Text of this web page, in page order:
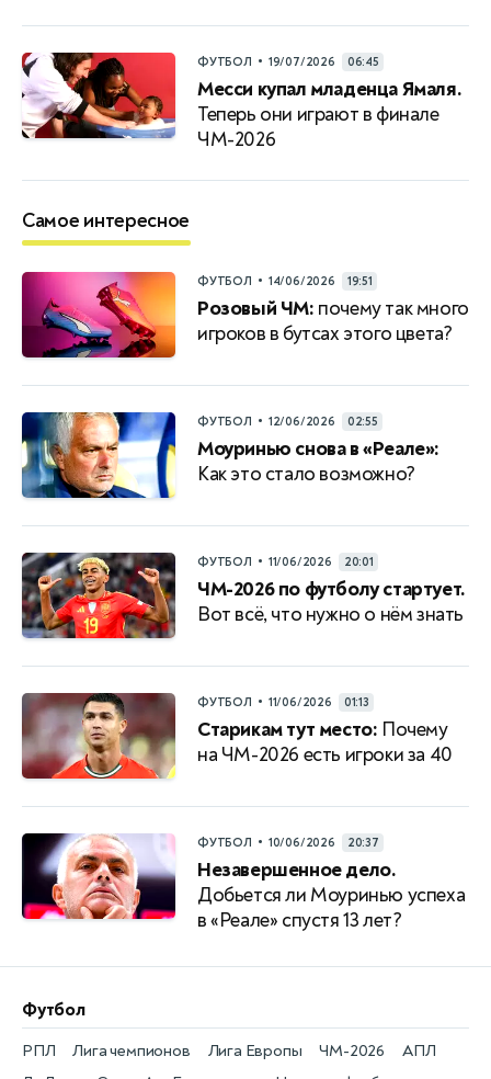
ФУТБОЛ • 19/07/2026 06:45
Месси купал младенца Ямаля.
Теперь они играют в финале
ЧМ-2026
Самое интересное
ФУТБОЛ • 14/06/2026 19:51
Розовый ЧМ: почему так много
игроков в бутсах этого цвета?
ФУТБОЛ • 12/06/2026 02:55
Моуринью снова в «Реале»:
Как это стало возможно?
ФУТБОЛ • 11/06/2026 20:01
ЧМ-2026 по футболу стартует.
Вот всё, что нужно о нём знать
ФУТБОЛ • 11/06/2026 01:13
Старикам тут место: Почему
на ЧМ-2026 есть игроки за 40
ФУТБОЛ • 10/06/2026 20:37
Незавершенное дело.
Добьется ли Моуринью успеха
в «Реале» спустя 13 лет?
Футбол
РПЛ Лига чемпионов Лига Европы ЧМ-2026 АПЛ